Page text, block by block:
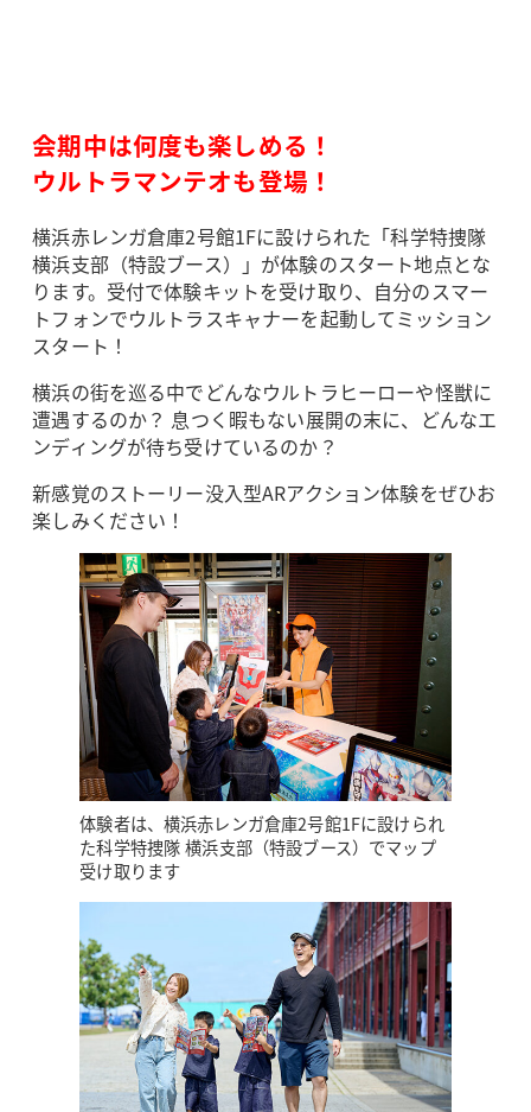
会期中は何度も楽しめる！
ウルトラマンテオも登場！
横浜赤レンガ倉庫2号館1Fに設けられた「科学特捜隊
横浜支部（特設ブース）」が体験のスタート地点とな
ります。受付で体験キットを受け取り、自分のスマー
トフォンでウルトラスキャナーを起動してミッション
スタート！
横浜の街を巡る中でどんなウルトラヒーローや怪獣に
遭遇するのか？ 息つく暇もない展開の末に、どんなエ
ンディングが待ち受けているのか？
新感覚のストーリー没入型ARアクション体験をぜひお
楽しみください！
体験者は、横浜赤レンガ倉庫2号館1Fに設けられ
た科学特捜隊 横浜支部（特設ブース）でマップ
受け取ります